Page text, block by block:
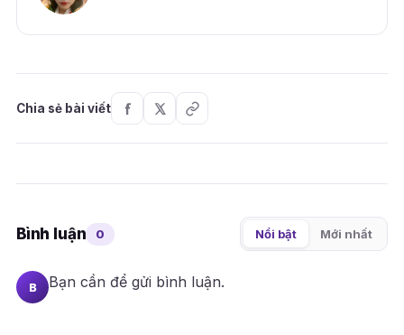
Chia sẻ bài viết
Bình luận 0 Nổi bật Mới nhất
B Bạn cần để gửi bình luận.